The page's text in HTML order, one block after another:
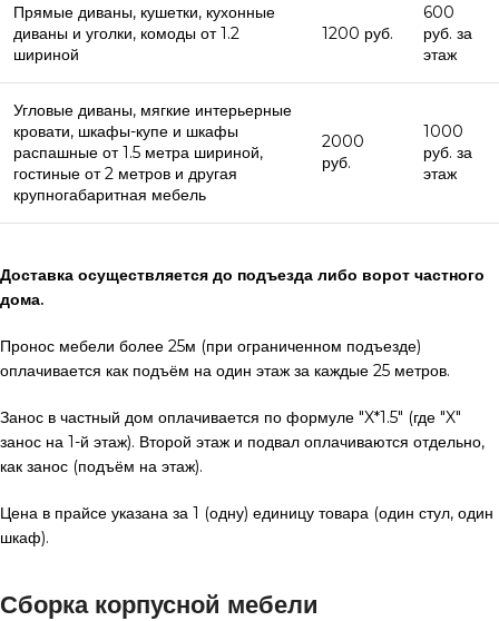
Прямые диваны, кушетки, кухонные
диваны и уголки, комоды от 1.2
шириной
1200 руб.
600
руб. за
этаж
Угловые диваны, мягкие интерьерные
кровати, шкафы-купе и шкафы
распашные от 1.5 метра шириной,
гостиные от 2 метров и другая
крупногабаритная мебель
2000
руб.
1000
руб. за
этаж
Доставка осуществляется до подъезда либо ворот частного
дома.
Пронос мебели более 25м (при ограниченном подъезде)
оплачивается как подъём на один этаж за каждые 25 метров.
Занос в частный дом оплачивается по формуле "X*1.5" (где "X"
занос на 1-й этаж). Второй этаж и подвал оплачиваются отдельно,
как занос (подъём на этаж).
Цена в прайсе указана за 1 (одну) единицу товара (один стул, один
шкаф).
Сборка корпусной мебели